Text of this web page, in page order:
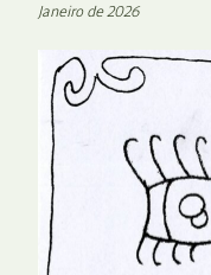
Janeiro de 2026